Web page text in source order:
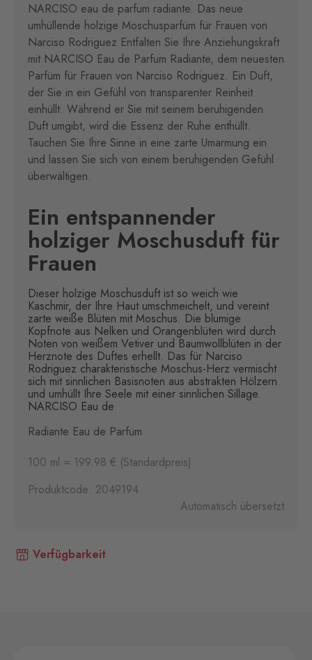
NARCISO eau de parfum radiante. Das neue
umhüllende holzige Moschusparfüm für Frauen von
Narciso Rodriguez Entfalten Sie Ihre Anziehungskraft
mit NARCISO Eau de Parfum Radiante, dem neuesten
Parfüm für Frauen von Narciso Rodriguez. Ein Duft,
der Sie in ein Gefühl von transparenter Reinheit
einhüllt. Während er Sie mit seinem beruhigenden
Duft umgibt, wird die Essenz der Ruhe enthüllt.
Tauchen Sie Ihre Sinne in eine zarte Umarmung ein
und lassen Sie sich von einem beruhigenden Gefühl
überwältigen.
Ein entspannender
holziger Moschusduft für
Frauen
Dieser holzige Moschusduft ist so weich wie
Kaschmir, der Ihre Haut umschmeichelt, und vereint
zarte weiße Blüten mit Moschus. Die blumige
Kopfnote aus Nelken und Orangenblüten wird durch
Noten von weißem Vetiver und Baumwollblüten in der
Herznote des Duftes erhellt. Das für Narciso
Rodriguez charakteristische Moschus-Herz vermischt
sich mit sinnlichen Basisnoten aus abstrakten Hölzern
und umhüllt Ihre Seele mit einer sinnlichen Sillage.
NARCISO Eau de
Radiante Eau de Parfum
100 ml = 199.98 € (Standardpreis)
Produktcode: 2049194
Automatisch übersetzt
Verfügbarkeit